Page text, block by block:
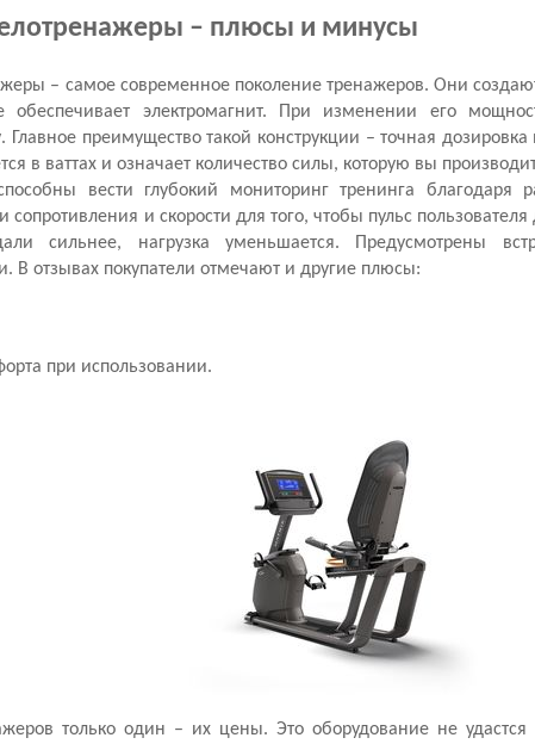
– плюсы и минусы
– самое современное поколение тренажеров. Они
обеспечивает электромагнит. При изменении его
преимущество такой конструкции – точная дозировка
в ваттах и означает количество силы, которую вы
вести глубокий мониторинг тренинга благодаря
сопротивления и скорости для того, чтобы пульс
сильнее, нагрузка уменьшается. Предусмотрены
Вотзывах покупатели отмечают и другие плюсы:
при использовании.
только один – их цены. Это оборудование не удастся